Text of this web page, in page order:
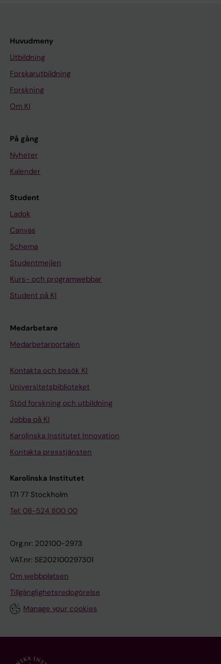
Huvudmeny
Utbildning
Forskarutbildning
Forskning
Om KI
På gång
Nyheter
Kalender
Student
Ladok
Canvas
Schema
Studentmejlen
Kurs- och programwebbar
Student på KI
Medarbetare
Medarbetarportalen
Kontakta och besök KI
Universitetsbiblioteket
Stöd forskning och utbildning
Jobba på KI
Karolinska Institutet Innovation
Kontakta presstjänsten
Karolinska Institutet
171 77 Stockholm
Tel: 08-524 800 00
Org.nr: 202100-2973
VAT.nr: SE202100297301
Om webbplatsen
Tillgänglighetsredogörelse
Manage your cookies